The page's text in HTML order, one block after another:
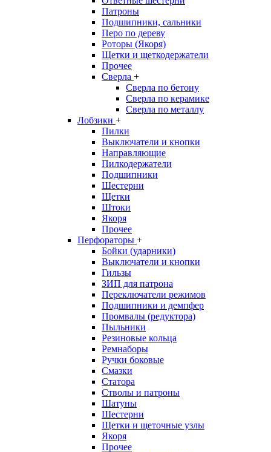
Патроны
Подшипники, сальники
Перо по дереву
Роторы (Якоря)
Щетки и щеткодержатели
Прочее
Сверла +
Сверла по бетону
Сверла по керамике
Сверла по металлу
Лобзики +
Пилки
Выключатели и кнопки
Направляющие
Пилкодержатели
Подшипники
Шестерни
Щетки
Штоки
Якоря
Прочее
Перфораторы +
Бойки (ударники)
Выключатели и кнопки
Гильзы
ЗИП для патрона
Переключатели режимов
Подшипники и демпфер
Промвалы (редуктора)
Пыльники
Резиновые кольца
Ремнаборы
Ручки боковые
Смазки
Статора
Стволы и патроны
Шатуны
Шестерни
Щетки и щеточные узлы
Якоря
Прочее